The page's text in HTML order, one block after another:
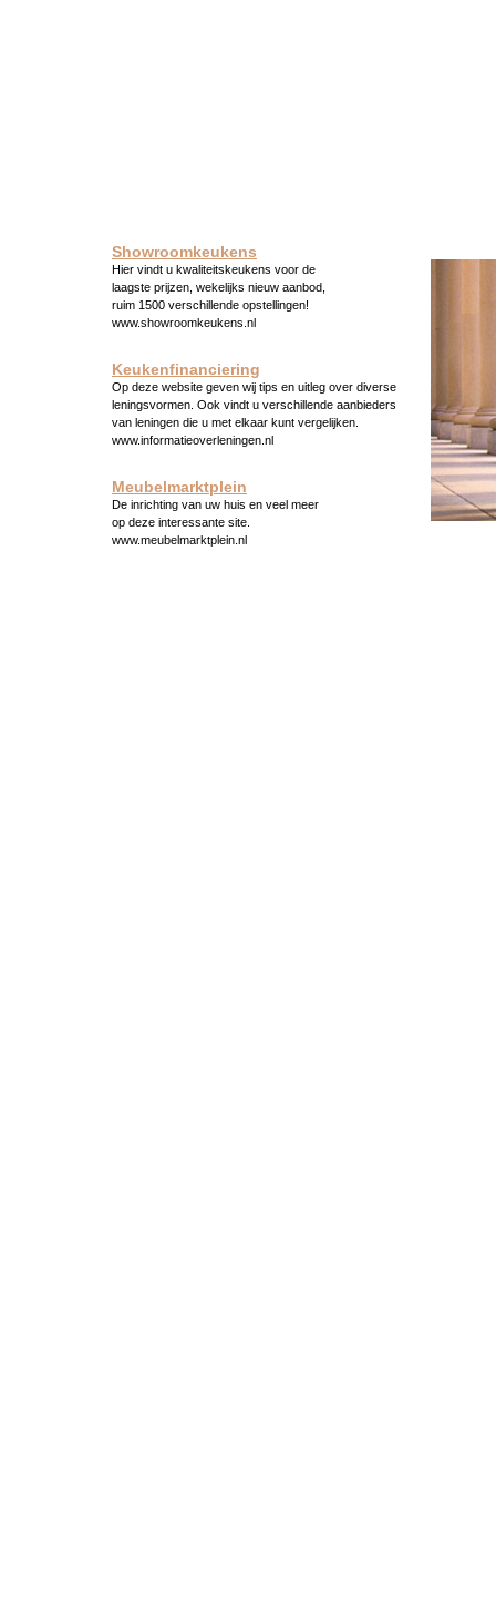
Showroomkeukens
Hier vindt u kwaliteitskeukens voor de
laagste prijzen, wekelijks nieuw aanbod,
ruim 1500 verschillende opstellingen!
www.showroomkeukens.nl
Keukenfinanciering
Op deze website geven wij tips en uitleg over diverse
leningsvormen. Ook vindt u verschillende aanbieders
van leningen die u met elkaar kunt vergelijken.
www.informatieoverleningen.nl
Meubelmarktplein
De inrichting van uw huis en veel meer
op deze interessante site.
www.meubelmarktplein.nl